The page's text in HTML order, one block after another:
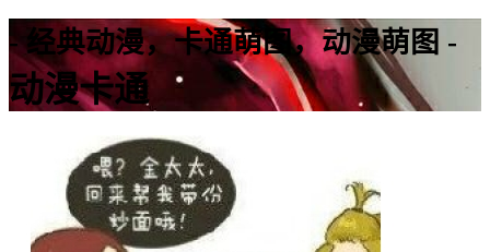
- 经典动漫，卡通萌图，动漫萌图 -
动漫卡通